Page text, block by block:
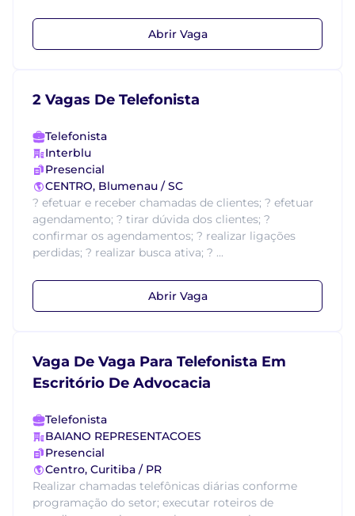
Abrir Vaga
2 Vagas De Telefonista
Telefonista
Interblu
Presencial
CENTRO, Blumenau / SC
? efetuar e receber chamadas de clientes; ? efetuar
agendamento; ? tirar dúvida dos clientes; ?
confirmar os agendamentos; ? realizar ligações
perdidas; ? realizar busca ativa; ? ...
Abrir Vaga
Vaga De Vaga Para Telefonista Em
Escritório De Advocacia
Telefonista
BAIANO REPRESENTACOES
Presencial
Centro, Curitiba / PR
Realizar chamadas telefônicas diárias conforme
programação do setor; executar roteiros de